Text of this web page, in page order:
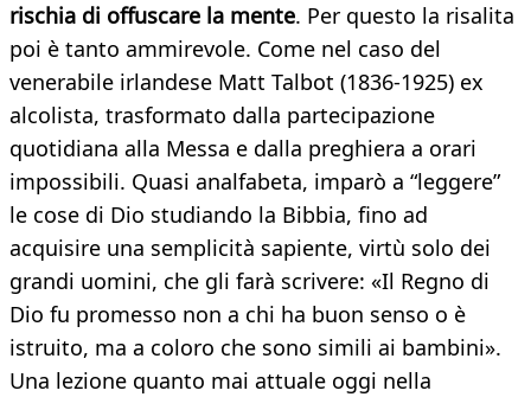
rischia di offuscare la mente. Per questo la risalita
poi è tanto ammirevole. Come nel caso del
venerabile irlandese Matt Talbot (1836-1925) ex
alcolista, trasformato dalla partecipazione
quotidiana alla Messa e dalla preghiera a orari
impossibili. Quasi analfabeta, imparò a “leggere”
le cose di Dio studiando la Bibbia, fino ad
acquisire una semplicità sapiente, virtù solo dei
grandi uomini, che gli farà scrivere: «Il Regno di
Dio fu promesso non a chi ha buon senso o è
istruito, ma a coloro che sono simili ai bambini».
Una lezione quanto mai attuale oggi nella